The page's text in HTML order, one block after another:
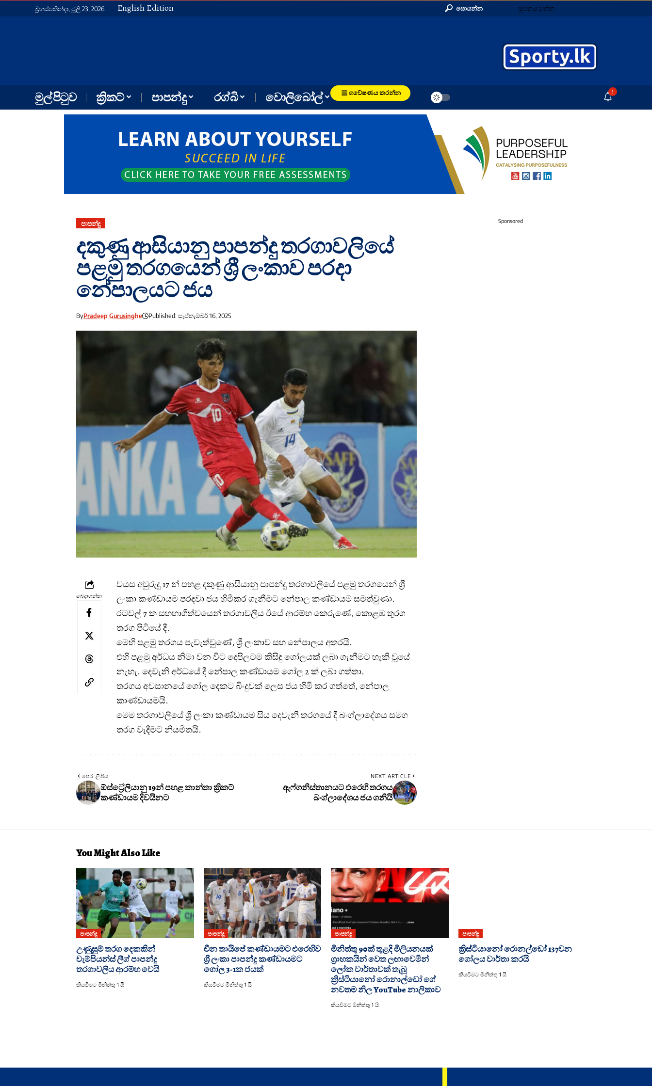
බ්‍රහස්පතින්දා, ජූලි 23, 2026 English Edition සොයන්න පුරනය වන්න
මුල් පිටුව ක්‍රිකට් පාපන්දු රග්බි වොලිබෝල් ගවේෂණය කරන්න 3
පාපන්දු
දකුණු ආසියානු පාපන්දු තරගාවලියේ
පළමු තරගයෙන් ශ්‍රී ලංකාව පරදා
නේපාලයට ජය
ByPradeep Gurusinghe Published: සැප්තැම්බර් 16, 2025
බෙදාගන්න
වයස අවුරුදු 17 න් පහළ දකුණු ආසියානු පාපන්දු තරගාවලියේ පළමු තරගයෙන් ශ්‍රී
ලංකා කණ්ඩායම පරදවා ජය හිමිකර ගැනීමට නේපාල කණ්ඩායම සමත්වුණා.
රටවල් 7 ක සහභාගීත්වයෙන් තරගාවලිය ඊයේ ආරම්භ කෙරුණේ, කොළඹ තුරග
තරග පි‍ටියේ දී.
මෙහි පළමු තරගය පැවැත්වුණේ, ශ්‍රී ලංකාව සහ නේපාලය අතරයි.
එහි පළමු අර්ධය නිමා වන විට දෙපිලටම කිසිඳු ගෝලයක් ලබා ගැනීමට හැකි වූයේ
නැහැ. දෙවැනි අර්ධයේ දී නේපාල කණ්ඩායම ගෝල 2 ක් ලබා ගත්තා.
තරගය අවසානයේ ගෝල දෙකට බිංදුවක් ලෙස ජය හිමි කර ගත්තේ, නේපාල
කාණ්ඩායමයි.
මෙම තරගාවලියේ ‍ශ්‍රී ලංකා කණ්ඩායම සිය දෙවැනි තරගයේ දී බංග්ලාදේශය සමග
තරග වැදීමට නියමිතයි.
පෙර ලිපිය
ඕස්ට්‍රේලියානු 19න් පහළ කාන්තා ක්‍රිකට්
කණ්ඩායම දිවයිනට
NEXT ARTICLE
ඇෆ්ගනිස්තානයට එරෙහි තරගය
බංග්ලාදේශය ජය ගනියි
Sponsored
You Might Also Like
පාපන්දු
උණුසුම් තරග දෙකකින්
චැම්පියන්ස් ලීග් පාපන්දු
තරගාවලිය ආරම්භ වෙයි
කියවීමට මිනිත්තු 1 යි
පාපන්දු
චීන තායිපේ කණ්ඩායමට එරෙහිව
ශ්‍රී ලංකා පාපන්දු කණ්ඩායමට
ගෝල 3-1ක ජයක්
කියවීමට මිනිත්තු 1 යි
පාපන්දු
මිනිත්තු 90ක් තුළදි මිලියනයක්
ග්‍රාහකයින් වෙත ලඟාවෙමින්
ලෝක වාර්තාවක් තැබූ
ක්‍රිස්ටියානෝ රොනාල්ඩෝ ගේ
නවතම නිල YouTube නාලිකාව
කියවීමට මිනිත්තු 1 යි
පාපන්දු
ක්‍රිස්ටියානෝ රොනල්ඩෝ 137වන
ගෝලය වාර්තා කරයි
කියවීමට මිනිත්තු 1 යි